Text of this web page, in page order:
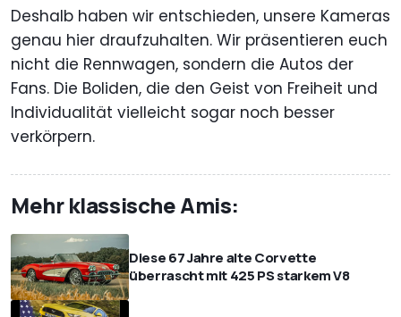
Deshalb haben wir entschieden, unsere Kameras
genau hier draufzuhalten. Wir präsentieren euch
nicht die Rennwagen, sondern die Autos der
Fans. Die Boliden, die den Geist von Freiheit und
Individualität vielleicht sogar noch besser
verkörpern.
Mehr klassische Amis:
Diese 67 Jahre alte Corvette
überrascht mit 425 PS starkem V8